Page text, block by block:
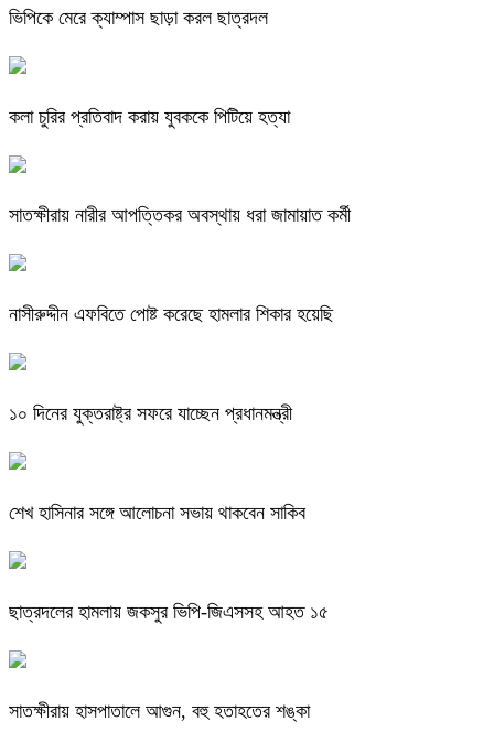
ভিপিকে মেরে ক্যাম্পাস ছাড়া করল ছাত্রদল
কলা চুরির প্রতিবাদ করায় যুবককে পিটিয়ে হত্যা
সাতক্ষীরায় নারীর আপত্তিকর অবস্থায় ধরা জামায়াত কর্মী
নাসীরুদ্দীন এফবিতে পোষ্ট করেছে হামলার শিকার হয়েছি
১০ দিনের যুক্তরাষ্ট্র সফরে যাচ্ছেন প্রধানমন্ত্রী
শেখ হাসিনার সঙ্গে আলোচনা সভায় থাকবেন সাকিব
ছাত্রদলের হামলায় জকসুর ভিপি-জিএসসহ আহত ১৫
সাতক্ষীরায় হাসপাতালে আগুন, বহু হতাহতের শঙ্কা